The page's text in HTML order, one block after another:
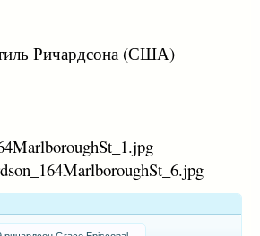
Ричардсона (США)